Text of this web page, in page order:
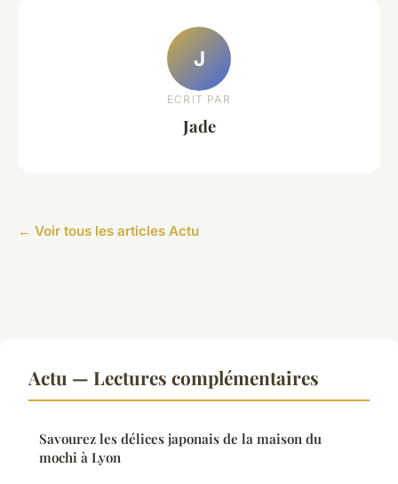
J
ECRIT PAR
Jade
← Voir tous les articles Actu
Actu — Lectures complémentaires
Savourez les délices japonais de la maison du
mochi à Lyon